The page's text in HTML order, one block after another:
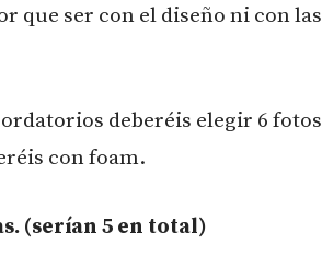
que ser con el diseño ni con las
deberéis elegir 6 fotos
con foam.
(serían 5 en total)